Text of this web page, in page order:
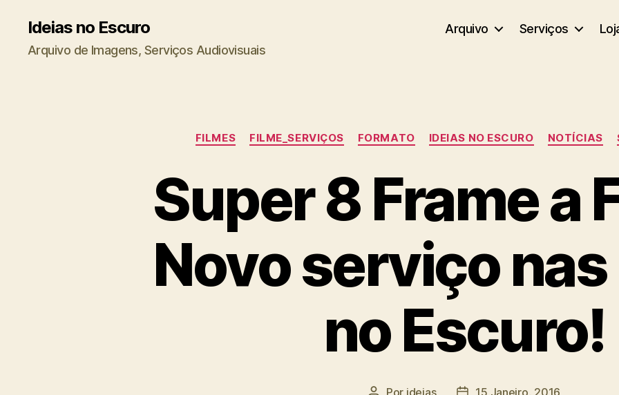
Ideias no Escuro
Arquivo de Imagens, Serviços Audiovisuais
Arquivo Serviços
Categorias
FILMES FILME_SERVIÇOS FORMATO IDEIAS NO ESCURO NOTÍCIAS
Super 8 Frame a
Novo serviço
no Escuro!
Por ideias 15 Janeiro, 2016